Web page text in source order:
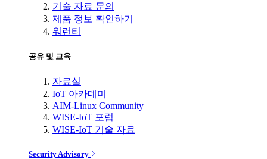
기술 자료 문의
제품 정보 확인하기
워런티
공유 및 교육
자료실
IoT 아카데미
AIM-Linux Community
WISE-IoT 포럼
WISE-IoT 기술 자료
Security Advisory